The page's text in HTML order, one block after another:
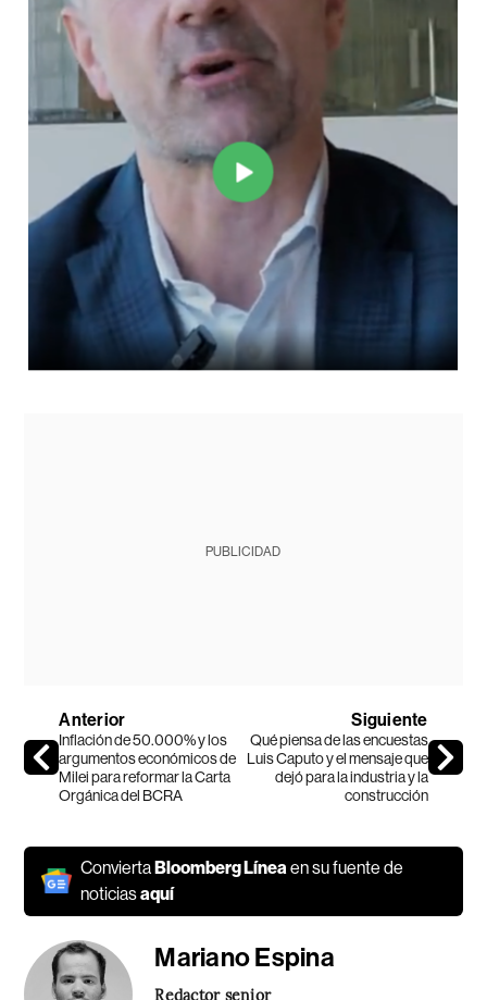
PUBLICIDAD
Anterior
Inflación de 50.000% y los
argumentos económicos de
Milei para reformar la Carta
Orgánica del BCRA
Siguiente
Qué piensa de las encuestas
Luis Caputo y el mensaje que
dejó para la industria y la
construcción
ConviertaBloomberg Línea en su fuente de
noticiasaquí
Mariano Espina
Redactor senior